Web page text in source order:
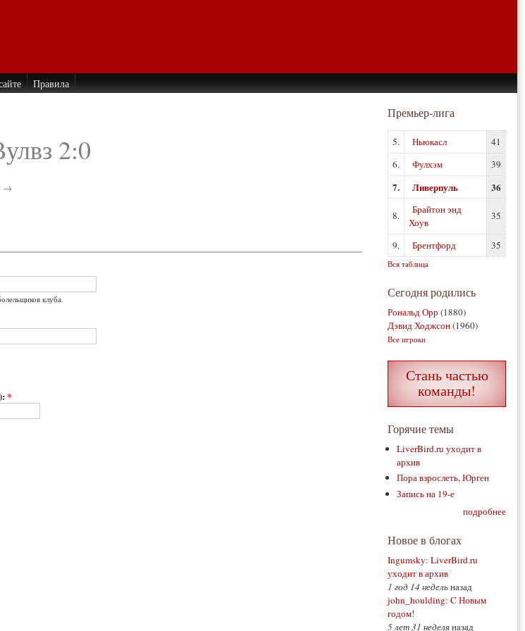
Правила
2:0
→
клуба.
*
Премьер-лига
5. Ньюкасл
41
6.
Фулхэм 39
7. Ливерпуль 36
8.
Брайтон энд
Хоув
35
9. Брентфорд 35
Вся таблица
Сегодня родились
Рональд Орр (1880)
Дэвид Ходжсон(1960)
Все игроки
Стань частью
команды!
Горячие темы
LiverBird.ru уходит в
архив
Пора взрослеть, Юрген
Запись на 19-е
подробнее
Новое в блогах
Ingumsky: LiverBird.ru
уходит в архив
1 год 14 недельназад
john_houlding: C Новым
годом!
5 лет 31 неделяназад